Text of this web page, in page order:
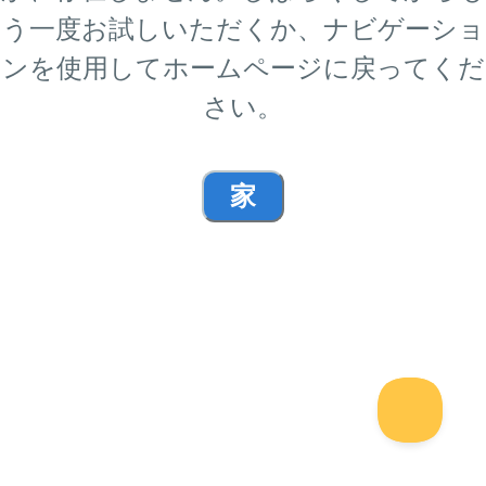
う一度お試しいただくか、ナビゲーショ
ンを使用してホームページに戻ってくだ
さい。
家